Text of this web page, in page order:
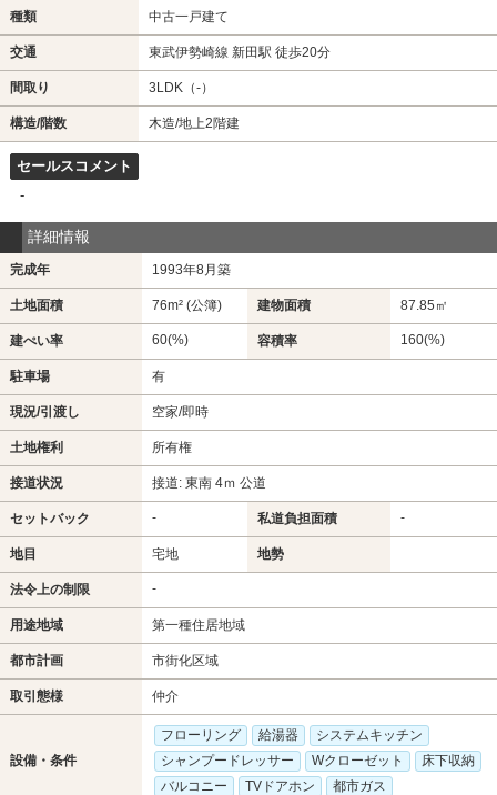
種類 中古一戸建て
交通 東武伊勢崎線 新田駅 徒歩20分
間取り 3LDK（-）
構造/階数 木造/地上2階建
セールスコメント
-
詳細情報
完成年 1993年8月築
土地面積 76m² (公簿) 建物面積 87.85㎡
建ぺい率 60(%) 容積率 160(%)
駐車場 有
現況/引渡し 空家/即時
土地権利 所有権
接道状況 接道: 東南 4ｍ 公道
セットバック - 私道負担面積 -
地目 宅地 地勢
法令上の制限 -
用途地域 第一種住居地域
都市計画 市街化区域
取引態様 仲介
設備・条件
フローリング 給湯器
システムキッチン
シャンプードレッサー
Wクローゼット
床下収納
バルコニー
TVドアホン 都市ガス